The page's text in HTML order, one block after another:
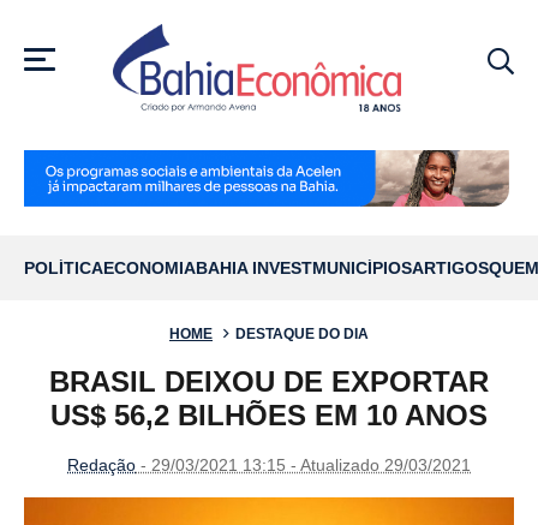
MENU
POLÍTICAECONOMIABAHIA INVESTMUNICÍPIOSARTIGOS
HOME DESTAQUE DO DIA
BRASIL DEIXOU DE EXPORTAR
US$ 56,2 BILHÕES EM 10 ANOS
Redação - 29/03/2021 13:15 - Atualizado 29/03/2021